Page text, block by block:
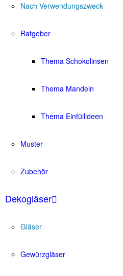
Nach Verwendungszweck
Ratgeber
Thema Schokolinsen
Thema Mandeln
Thema Einfüllideen
Muster
Zubehör
Dekogläser
Gläser
Gewürzgläser